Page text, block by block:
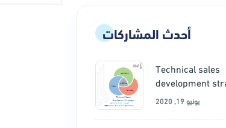
أحدث المشاركات
Technical sales
development
يونيو 19, 2020